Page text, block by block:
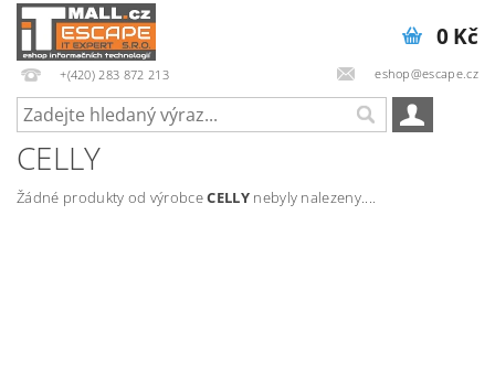
+(420) 283 872 213 eshop@escape.cz
0 Kč
CELLY
Žádné produkty od výrobceCELLYnebyly nalezeny....